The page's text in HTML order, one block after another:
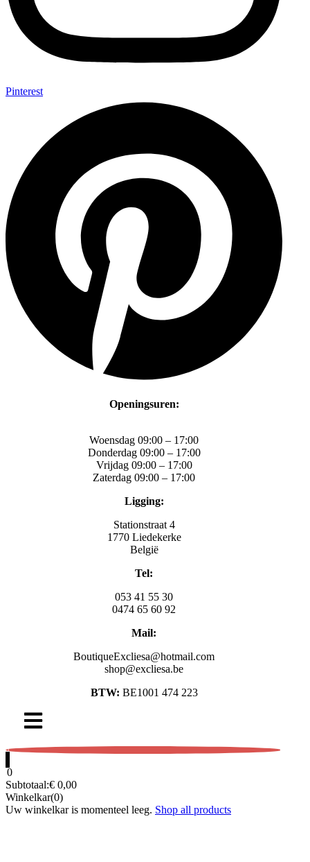
Pinterest
Openingsuren:
Woensdag 09:00 – 17:00
Donderdag 09:00 – 17:00
Vrijdag 09:00 – 17:00
Zaterdag 09:00 – 17:00
Ligging:
Stationstraat 4
1770 Liedekerke
België
Tel:
053 41 55 30
0474 65 60 92
Mail:
BoutiqueExcliesa@hotmail.com
shop@excliesa.be
BTW: BE1001 474 223
0
0
Subtotaal:€ 0,00
Winkelkar(0)
Uw winkelkar is momenteel leeg. Shop all products